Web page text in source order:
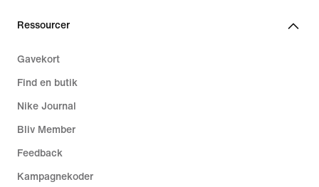
Ressourcer
Gavekort
Find en butik
Nike Journal
Bliv Member
Feedback
Kampagnekoder